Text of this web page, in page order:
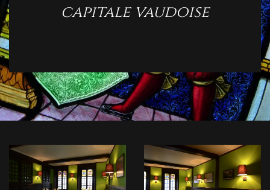
capitale vaudoise
READ READ